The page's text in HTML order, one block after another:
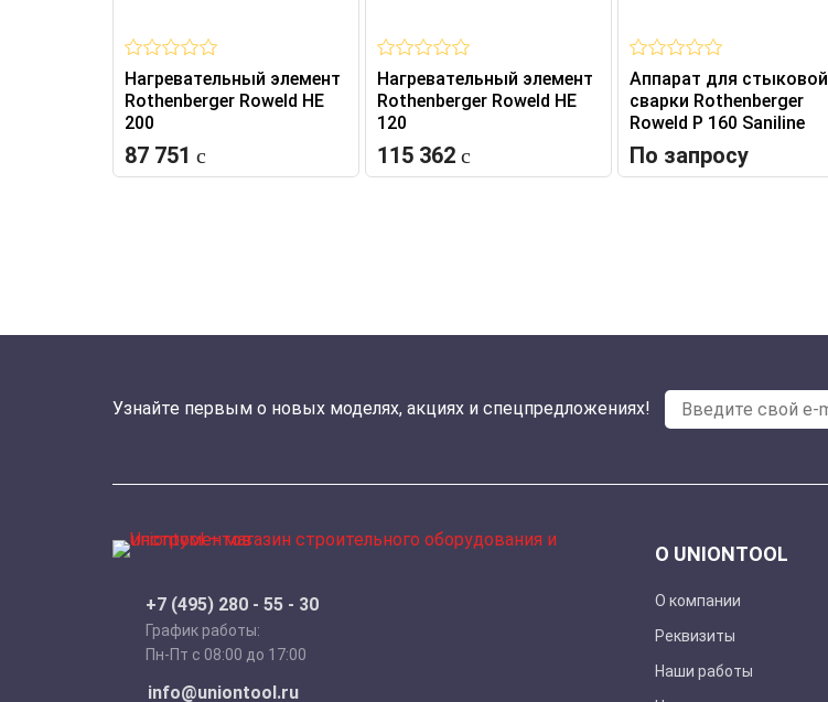
Нагревательный элемент
Rothenberger Roweld HE
200
87 751
Нагревательный элемент
Rothenberger Roweld HE
120
115 362
Аппарат для стыковой
сварки Rothenberger
Roweld P 160 Saniline
По запросу
Узнайте первым о новых моделях, акциях и спецпредложениях!
+7 (495) 280 - 55 - 30
График работы:
Пн-Пт с 08:00 до 17:00
info@uniontool.ru
О UNIONTOOL
О компании
Реквизиты
Наши работы